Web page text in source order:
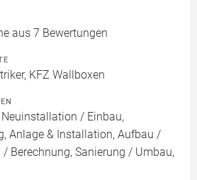
aus 7 Bewertungen
KFZ Wallboxen
/ Einbau,
Anlage & Installation, Aufbau /
Berechnung, Sanierung / Umbau,